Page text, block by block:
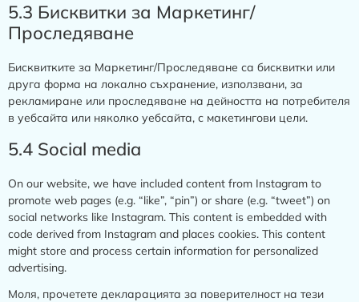
5.3 Бисквитки за Маркетинг/
Проследяване
Бисквитките за Маркетинг/Проследяване са бисквитки или
друга форма на локално съхранение, използвани, за
рекламиране или проследяване на дейността на потребителя
в уебсайта или няколко уебсайта, с макетингови цели.
5.4 Social media
On our website, we have included content from Instagram to
promote web pages (e.g. “like”, “pin”) or share (e.g. “tweet”) on
social networks like Instagram. This content is embedded with
code derived from Instagram and places cookies. This content
might store and process certain information for personalized
advertising.
Моля, прочетете декларацията за поверителност на тези